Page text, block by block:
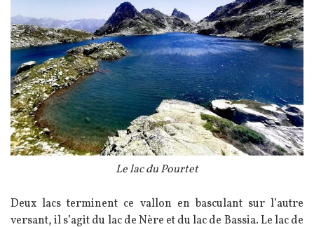
Le lac du Pourtet
Texte
Deux lacs terminent ce vallon en basculant sur l’autre
versant, il s’agit du lac de Nère et du lac de Bassia. Le lac de